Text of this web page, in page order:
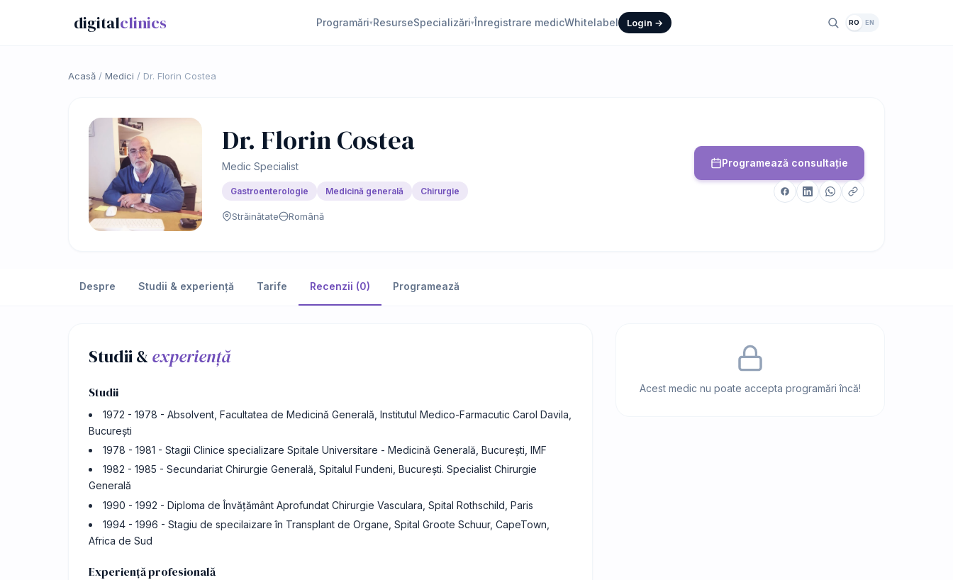
digitalclinics Programări▾ResurseSpecializări▾Înregistrare medicWhitelabel Login → RO EN
Acasă / Medici / Dr. Florin Costea
Dr. Florin Costea
Medic Specialist
Gastroenterologie Medicină generală Chirurgie
Străinătate Română
Programează consultație
Despre Studii & experiență Tarife Recenzii (0) Programează
Studii &experiență
Studii
1972 - 1978 - Absolvent, Facultatea de Medicină Generală, Institutul Medico-Farmacutic Carol Davila,
București
1978 - 1981 - Stagii Clinice specializare Spitale Universitare - Medicină Generală, București, IMF
1982 - 1985 - Secundariat Chirurgie Generală, Spitalul Fundeni, București. Specialist Chirurgie
Generală
1990 - 1992 - Diploma de Învățământ Aprofundat Chirurgie Vasculara, Spital Rothschild, Paris
1994 - 1996 - Stagiu de specilaizare în Transplant de Organe, Spital Groote Schuur, CapeTown,
Africa de Sud
Experiență profesională
Acest medic nu poate accepta programări încă!